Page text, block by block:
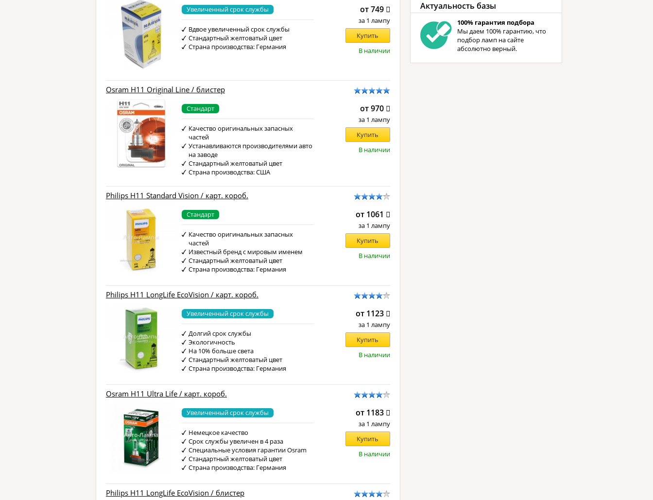
Увеличенный срок службы
Вдвое увеличенный срок службы
Стандартный желтоватый цвет
Страна производства: Германия
от 749
за 1 лампу
Купить
В наличии
Osram H11 Original Line / блистер
Стандарт
Качество оригинальных запасных
частей
Устанавливаются производителями авто
на заводе
Стандартный желтоватый цвет
Страна производства: США
от 970
за 1 лампу
Купить
В наличии
Philips H11 Standard Vision / карт. короб.
Стандарт
Качество оригинальных запасных
частей
Известный бренд с мировым именем
Стандартный желтоватый цвет
Страна производства: Германия
от 1061
за 1 лампу
Купить
В наличии
Philips H11 LongLife EcoVision / карт. короб.
Увеличенный срок службы
Долгий срок службы
Экологичность
На 10% больше света
Стандартный желтоватый цвет
Страна производства: Германия
от 1123
за 1 лампу
Купить
В наличии
Osram H11 Ultra Life / карт. короб.
Увеличенный срок службы
Немецкое качество
Срок службы увеличен в 4 раза
Специальные условия гарантии Osram
Стандартный желтоватый цвет
Страна производства: Германия
от 1183
за 1 лампу
Купить
В наличии
Philips H11 LongLife EcoVision / блистер
Актуальность базы
100% гарантия подбора
Мы даем 100% гарантию, что
подбор ламп на сайте
абсолютно верный.